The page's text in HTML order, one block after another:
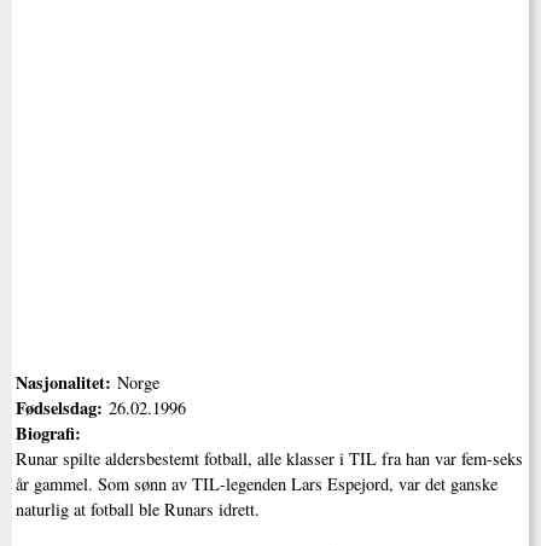
Nasjonalitet: Norge
Fødselsdag: 26.02.1996
Biografi:
Runar spilte aldersbestemt fotball, alle klasser i TIL fra han var fem-seks
år gammel. Som sønn av TIL-legenden Lars Espejord, var det ganske
naturlig at fotball ble Runars idrett.